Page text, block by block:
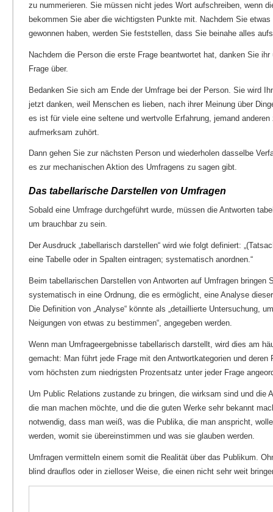
zu nummerieren. Sie müssen nicht jedes Wort aufschreiben, wenn
bekommen Sie aber die wichtigsten Punkte mit. Nachdem Sie
gewonnen haben, werden Sie feststellen, dass Sie beinahe alles
Nachdem die Person die erste Frage beantwortet hat, danken Sie
Frage über.
Bedanken Sie sich am Ende der Umfrage bei der Person. Sie wird
jetzt danken, weil Menschen es lieben, nach ihrer Meinung über
es ist für viele eine seltene und wertvolle Erfahrung, jemand anderen
aufmerksam zuhört.
Dann gehen Sie zur nächsten Person und wiederholen dasselbe
es zur mechanischen Aktion des Umfragens zu sagen gibt.
Das tabellarische Darstellen von Umfragen
Sobald eine Umfrage durchgeführt wurde, müssen die Antworten
um brauchbar zu sein.
Der Ausdruck „tabellarisch darstellen“ wird wie folgt definiert:
eine Tabelle oder in Spalten eintragen; systematisch anordnen.“
Beim tabellarischen Darstellen von Antworten auf Umfragen bringen
systematisch in eine Ordnung, die es ermöglicht, eine Analyse
Die Definition von „Analyse“ könnte als „detaillierte Untersuchung,
Neigungen von etwas zu bestimmen“, angegeben werden.
Wenn man Umfrageergebnisse tabellarisch darstellt, wird dies am
gemacht: Man führt jede Frage mit den Antwortkategorien und deren
vom höchsten zum niedrigsten Prozentsatz unter jeder Frage
Um Public Relations zustande zu bringen, die wirksam sind und die
die man machen möchte, und die die guten Werke sehr bekannt
notwendig, dass man weiß, was die Publika, die man anspricht,
werden, womit sie übereinstimmen und was sie glauben werden.
Umfragen vermitteln einem somit die Realität über das Publikum.
blind drauflos oder in zielloser Weise, die einen nicht sehr weit